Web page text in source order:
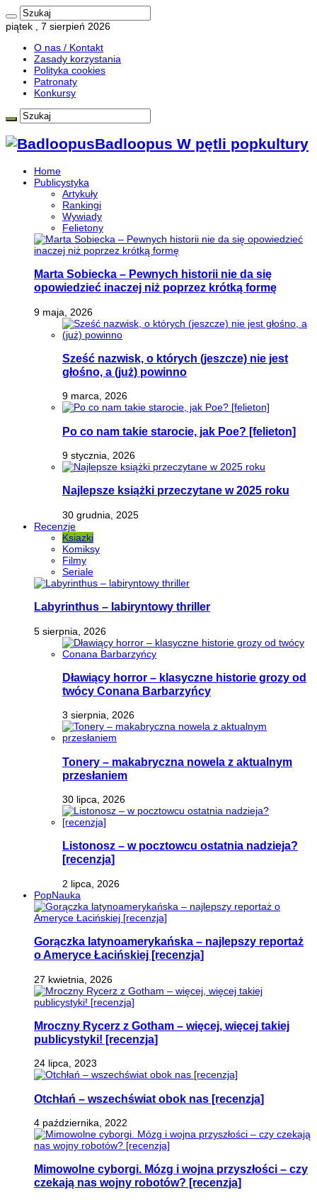
piątek , 7 sierpień 2026
O nas / Kontakt
Zasady korzystania
Polityka cookies
Patronaty
Konkursy
Badloopus W pętli popkultury
Home
Publicystyka
Artykuły
Rankingi
Wywiady
Felietony
Marta Sobiecka – Pewnych historii nie da się
opowiedzieć inaczej niż poprzez krótką formę
9 maja, 2026
Sześć nazwisk, o których (jeszcze) nie jest
głośno, a (już) powinno
9 marca, 2026
Po co nam takie starocie, jak Poe? [felieton]
9 stycznia, 2026
Najlepsze książki przeczytane w 2025 roku
30 grudnia, 2025
Recenzje
Ksiazki
Komiksy
Filmy
Seriale
Labyrinthus – labiryntowy thriller
5 sierpnia, 2026
Dławiący horror – klasyczne historie grozy od
twócy Conana Barbarzyńcy
3 sierpnia, 2026
Tonery – makabryczna nowela z aktualnym
przesłaniem
30 lipca, 2026
Listonosz – w pocztowcu ostatnia nadzieja?
[recenzja]
2 lipca, 2026
PopNauka
Gorączka latynoamerykańska – najlepszy reportaż
o Ameryce Łacińskiej [recenzja]
27 kwietnia, 2026
Mroczny Rycerz z Gotham – więcej, więcej takiej
publicystyki! [recenzja]
24 lipca, 2023
Otchłań – wszechświat obok nas [recenzja]
4 października, 2022
Mimowolne cyborgi. Mózg i wojna przyszłości – czy
czekają nas wojny robotów? [recenzja]